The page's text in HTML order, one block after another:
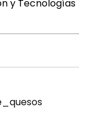
y Tecnologías